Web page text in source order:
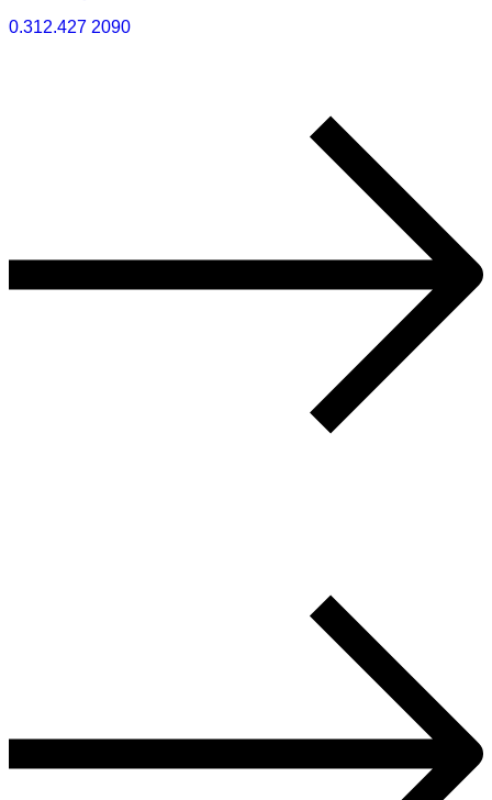
0.312.427 2090